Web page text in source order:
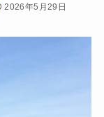
2026年5月29日